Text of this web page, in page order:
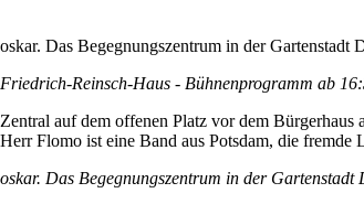
oskar. Das Begegnungszentrum in der
Friedrich-Reinsch-Haus - Bühnenprogramm ab
Zentral auf dem offenen Platz vor dem
Herr Flomo ist eine Band aus Potsdam, die fremde
oskar. Das Begegnungszentrum in der